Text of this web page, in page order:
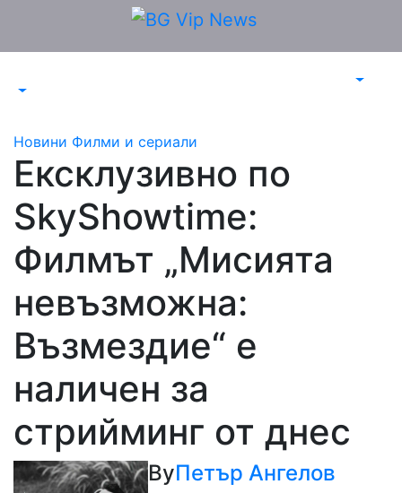
content
Новини Филми и сериали
Ексклузивно по
SkyShowtime:
Филмът „Мисията
невъзможна:
Възмездие“ е
наличен за
стрийминг от днес
ByПетър Ангелов